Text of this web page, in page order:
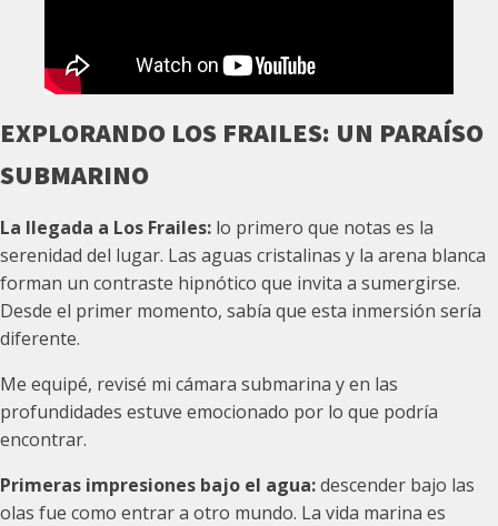
EXPLORANDO LOS FRAILES: UN PARAÍSO
SUBMARINO
La llegada a Los Frailes: lo primero que notas es la
serenidad del lugar. Las aguas cristalinas y la arena blanca
forman un contraste hipnótico que invita a sumergirse.
Desde el primer momento, sabía que esta inmersión sería
diferente.
Me equipé, revisé mi cámara submarina y en las
profundidades estuve emocionado por lo que podría
encontrar.
Primeras impresiones bajo el agua:descender bajo las
olas fue como entrar a otro mundo. La vida marina es